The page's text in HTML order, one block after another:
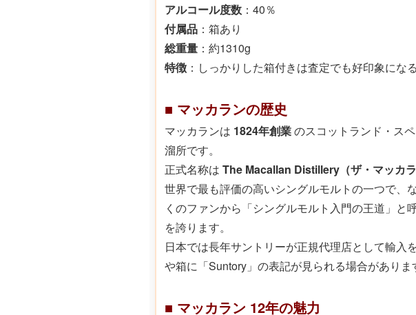
アルコール度数 ：40％
付属品 ：箱あり
総重量 ：約1310g
特徴 ：しっかりした箱付きは査定でも好印象にな
■ マッカランの歴史
マッカランは 1824年創業のスコットランド・ス
溜所です。
正式名称はThe Macallan Distillery（ザ・マッカラ
世界で最も評価の高いシングルモルトの一つで、
くのファンから「シングルモルト入門の王道」と
を誇ります。
日本では長年サントリーが正規代理店として輸入
や箱に「Suntory」の表記が見られる場合がありま
■ マッカラン 12年の魅力